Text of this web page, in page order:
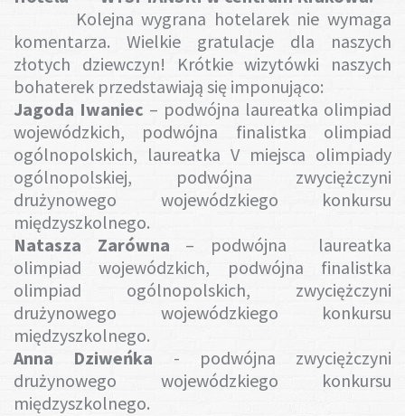
Kolejna wygrana hotelarek nie wymaga
komentarza. Wielkie gratulacje dla naszych
złotych dziewczyn! Krótkie wizytówki naszych
bohaterek przedstawiają się imponująco:
Jagoda Iwaniec – podwójna laureatka olimpiad
wojewódzkich, podwójna finalistka olimpiad
ogólnopolskich, laureatka V miejsca olimpiady
ogólnopolskiej, podwójna zwyciężczyni
drużynowego wojewódzkiego konkursu
międzyszkolnego.
Natasza Zarówna – podwójna laureatka
olimpiad wojewódzkich, podwójna finalistka
olimpiad ogólnopolskich, zwyciężczyni
drużynowego wojewódzkiego konkursu
międzyszkolnego.
Anna Dziweńka - podwójna zwyciężczyni
drużynowego wojewódzkiego konkursu
międzyszkolnego.